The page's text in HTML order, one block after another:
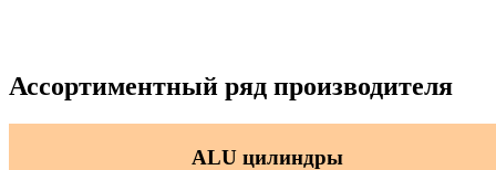
Ассортиментный ряд производителя
ALU цилиндры